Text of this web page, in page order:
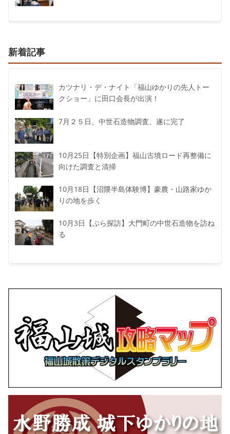
新着記事
カツナリ・デ・ナイト「福山ゆかりの先人トー
クショー」に田口会長が出演！
7月２５日、中世石造物調査、遂に完了
10月25日【特別企画】福山古墳ロード再整備に
向けた調査と清掃
10月18日【沼隈半島体験博】豪農・山路家ゆか
りの地を歩く
10月3日【ぶら探訪】大門町の中世石造物を訪ね
る